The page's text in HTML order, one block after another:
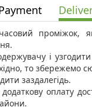
проміжок,
і
то збережемо
заздалегідь.
оплату